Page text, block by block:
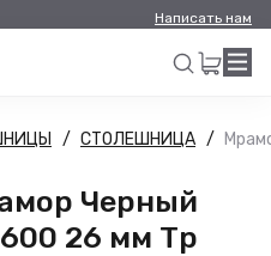
Написать нам
Искать
СТОЛЕШНИЦА
Черный
26 мм Тр